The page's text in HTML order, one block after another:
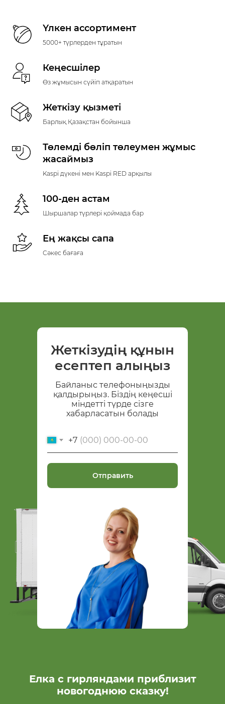
Үлкен ассортимент
5000+ түрлерден тұратын
Кеңесшілер
Өз жұмысын сүйіп атқаратын
Жеткізу қызметі
Барлық Қазақстан бойынша
Төлемді бөліп төлеумен жұмыс
жасаймыз
Kaspi дүкені мен Kaspi RED арқылы
100-ден астам
Шыршалар түрлері қоймада бар
Ең жақсы сапа
Сәкес бағаға
+7
Отправить
Жеткізудің құнын
есептеп алыңыз
Байланыс телефоныңызды
қалдырыңыз. Біздің кеңесші
міндетті түрде сізге
хабарласатын болады
Елка с гирляндами приблизит
новогоднюю сказку!